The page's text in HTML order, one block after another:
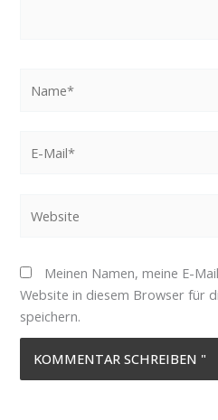
Mail*
Meinen Namen, meine E-
Website in diesem Browser für
speichern.